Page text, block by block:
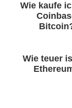
Wie kaufe
Wie teuer